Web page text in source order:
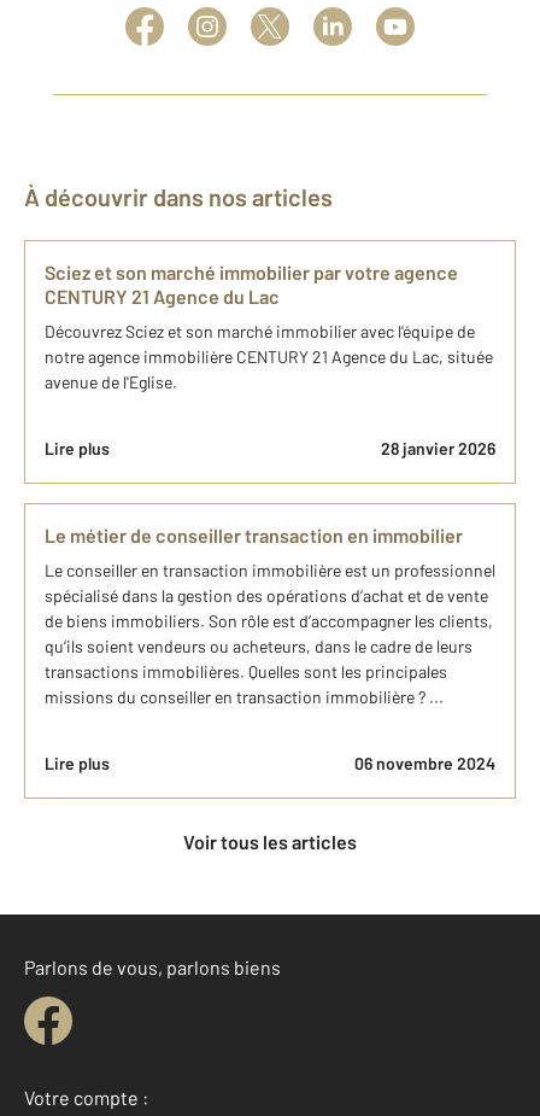
À découvrir dans nos articles
Sciez et son marché immobilier par votre agence
CENTURY 21 Agence du Lac
Découvrez Sciez et son marché immobilier avec l'équipe de
notre agence immobilière CENTURY 21 Agence du Lac, située
avenue de l'Eglise.
Lire plus 28 janvier 2026
Le métier de conseiller transaction en immobilier
Le conseiller en transaction immobilière est un professionnel
spécialisé dans la gestion des opérations d’achat et de vente
de biens immobiliers. Son rôle est d’accompagner les clients,
qu’ils soient vendeurs ou acheteurs, dans le cadre de leurs
transactions immobilières. Quelles sont les principales
missions du conseiller en transaction immobilière ? ...
Lire plus 06 novembre 2024
Voir tous les articles
Parlons de vous, parlons biens
Votre compte :